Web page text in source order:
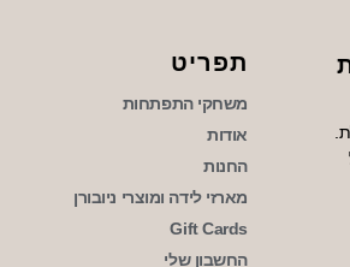
תפריט
משחקי התפתחות
אודות
החנות
מארזי לידה ומוצרי ניובורן
Gift Cards
החשבון שלי